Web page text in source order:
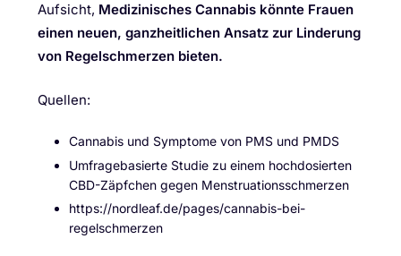
Aufsicht, Medizinisches Cannabis könnte Frauen
einen neuen, ganzheitlichen Ansatz zur Linderung
von Regelschmerzen bieten.
Quellen:
Cannabis und Symptome von PMS und PMDS
Umfragebasierte Studie zu einem hochdosierten
CBD-Zäpfchen gegen Menstruationsschmerzen
https://nordleaf.de/pages/cannabis-bei-
regelschmerzen